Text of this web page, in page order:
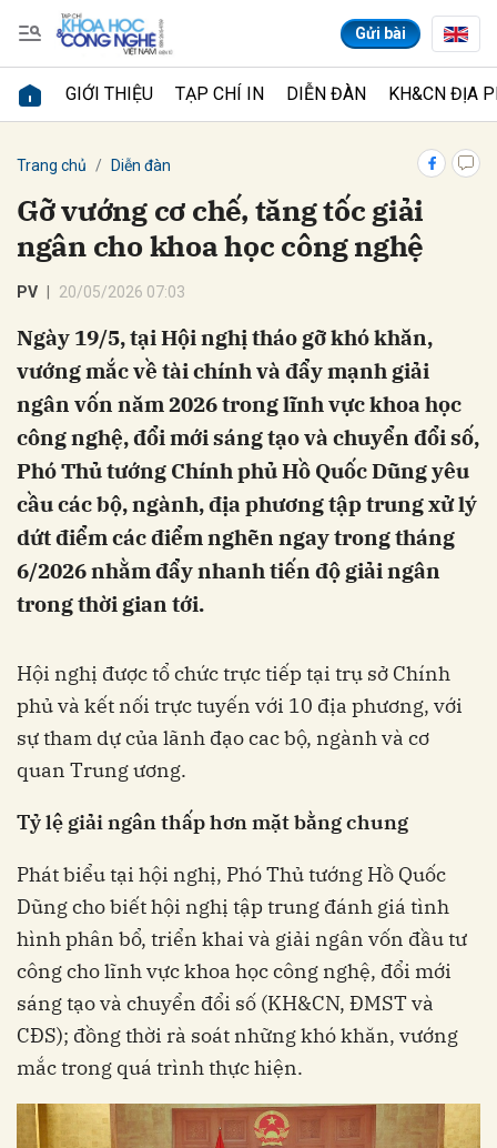
Gửi bài
GIỚI THIỆU TẠP CHÍ IN DIỄN ĐÀN KH&CN ĐỊA
Trang chủ Diễn đàn
Gỡ vướng cơ chế, tăng tốc giải
ngân cho khoa học công nghệ
PV 20/05/2026 07:03
Ngày 19/5, tại Hội nghị tháo gỡ khó khăn,
vướng mắc về tài chính và đẩy mạnh giải
ngân vốn năm 2026 trong lĩnh vực khoa học
công nghệ, đổi mới sáng tạo và chuyển đổi số,
Phó Thủ tướng Chính phủ Hồ Quốc Dũng yêu
cầu các bộ, ngành, địa phương tập trung xử lý
dứt điểm các điểm nghẽn ngay trong tháng
6/2026 nhằm đẩy nhanh tiến độ giải ngân
trong thời gian tới.
Hội nghị được tổ chức trực tiếp tại trụ sở Chính
phủ và kết nối trực tuyến với 10 địa phương, với
sự tham dự của lãnh đạo cac bộ, ngành và cơ
quan Trung ương.
Tỷ lệ giải ngân thấp hơn mặt bằng chung
Phát biểu tại hội nghị, Phó Thủ tướng Hồ Quốc
Dũng cho biết hội nghị tập trung đánh giá tình
hình phân bổ, triển khai và giải ngân vốn đầu tư
công cho lĩnh vực khoa học công nghệ, đổi mới
sáng tạo và chuyển đổi số (KH&CN, ĐMST và
CĐS); đồng thời rà soát những khó khăn, vướng
mắc trong quá trình thực hiện.
Gửi bình luận
Hủy Gửi